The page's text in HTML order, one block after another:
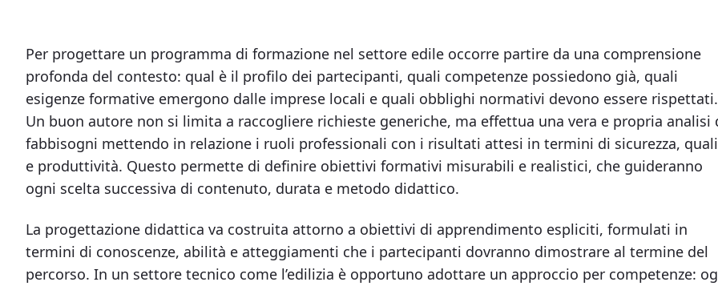
Per progettare un programma di formazione nel settore edile occorre partire da una comprensione
profonda del contesto: qual è il profilo dei partecipanti, quali competenze possiedono già, quali
esigenze formative emergono dalle imprese locali e quali obblighi normativi devono essere rispettati.
Un buon autore non si limita a raccogliere richieste generiche, ma effettua una vera e propria analisi
fabbisogni mettendo in relazione i ruoli professionali con i risultati attesi in termini di sicurezza,
e produttività. Questo permette di definire obiettivi formativi misurabili e realistici, che guideranno
ogni scelta successiva di contenuto, durata e metodo didattico.
La progettazione didattica va costruita attorno a obiettivi di apprendimento espliciti, formulati in
termini di conoscenze, abilità e atteggiamenti che i partecipanti dovranno dimostrare al termine del
percorso. In un settore tecnico come l’edilizia è opportuno adottare un approccio per competenze: